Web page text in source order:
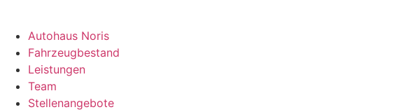
Autohaus Noris
Fahrzeugbestand
Leistungen
Team
Stellenangebote